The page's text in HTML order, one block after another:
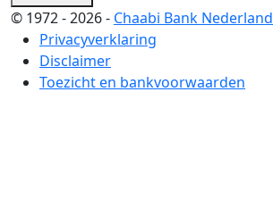
© 1972 - 2026 - Chaabi Bank Nederland
Privacyverklaring
Disclaimer
Toezicht en bankvoorwaarden